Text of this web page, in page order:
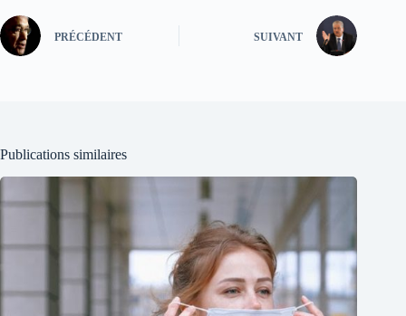
PRÉCÉDENT SUIVANT
Publications similaires